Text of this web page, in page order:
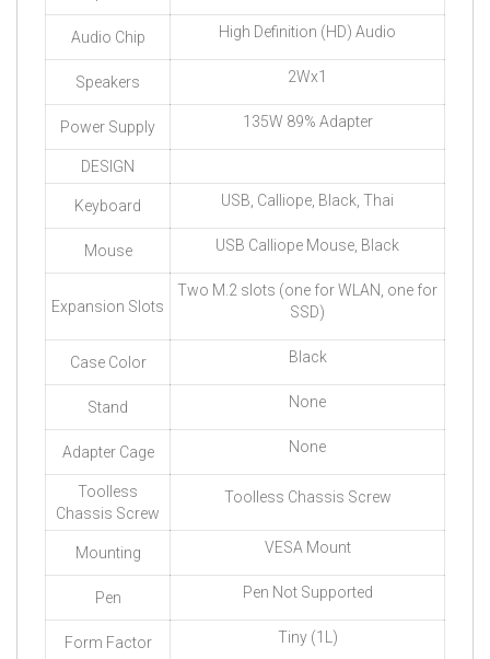
Audio Chip High Definition (HD) Audio
Speakers 2Wx1
Power Supply 135W 89% Adapter
DESIGN
Keyboard USB, Calliope, Black, Thai
Mouse USB Calliope Mouse, Black
Expansion Slots
Two M.2 slots (one for WLAN, one for
SSD)
Case Color Black
Stand None
Adapter Cage None
Toolless
Chassis Screw
Toolless Chassis Screw
Mounting VESA Mount
Pen Pen Not Supported
Form Factor Tiny (1L)